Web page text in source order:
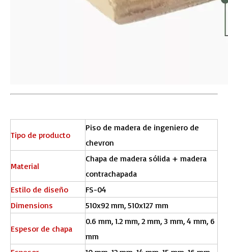
Tipo de producto
Piso de madera de ingeniero de
chevron
Material
Chapa de madera sólida + madera
contrachapada
Estilo de diseño
FS-04
Dimensions
510x92 mm, 510x127 mm
Espesor de chapa
0.6 mm, 1.2 mm, 2 mm, 3 mm, 4 mm, 6
mm